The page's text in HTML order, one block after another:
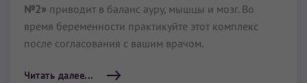
№2» приводит в баланс ауру, мышцы и мозг. Во
время беременности практикуйте этот комплекс
после согласования с вашим врачом.
Читать далее...